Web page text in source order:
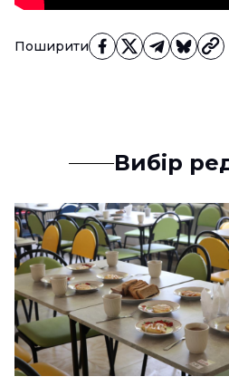
Поширити
Вибір